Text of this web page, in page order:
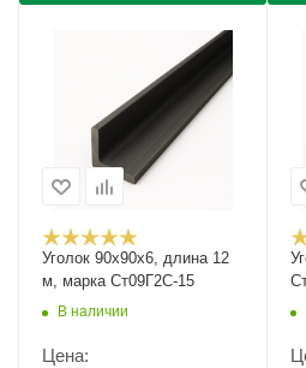
Уголок 90х90х6, длина 12
м, марка Ст09Г2С-15
В наличии
Цена: